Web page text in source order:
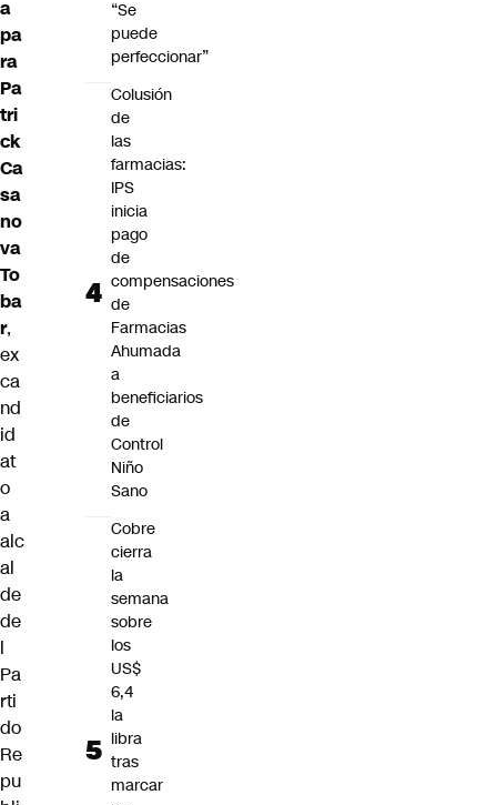
a
pa
ra
Pa
tri
ck
Ca
sa
no
va
To
ba
r,
ex
ca
nd
id
at
o
a
alc
al
de
de
l
Pa
rti
do
Re
pu
“Se
puede
perfeccionar”
Colusión
de
las
farmacias:
IPS
inicia
pago
de
compensaciones
de
Farmacias
Ahumada
a
beneficiarios
de
Control
Niño
Sano
Cobre
cierra
la
semana
sobre
los
US$
6,4
la
libra
tras
marcar